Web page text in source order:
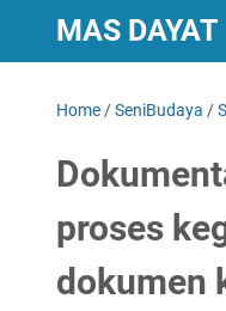
MAS DAYAT
Home /SeniBudaya /
proses
dokumen